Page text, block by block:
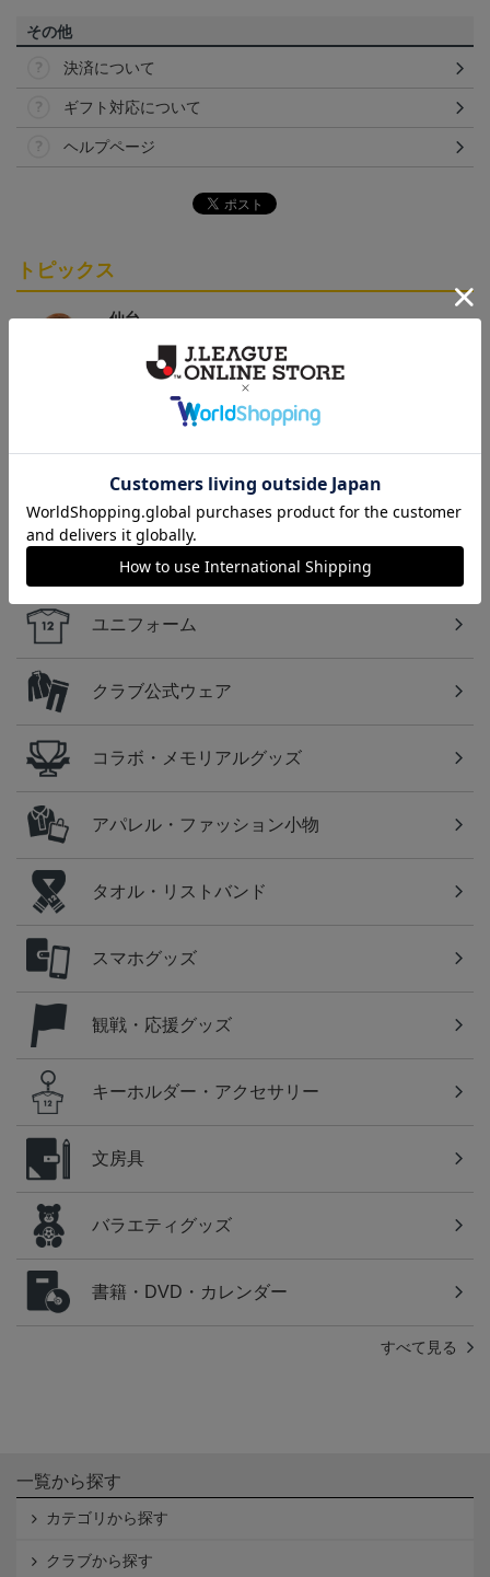
その他
決済について
ギフト対応について
ヘルプページ
トピックス
仙台
チームマスコットグッズは、サポーターやファン必
見！今すぐチェックしてみてください！
ベガルタ仙台のスクール生向けのグッズを取り扱い
しております！
カテゴリから探す
ユニフォーム
クラブ公式ウェア
コラボ・メモリアルグッズ
アパレル・ファッション小物
タオル・リストバンド
スマホグッズ
観戦・応援グッズ
キーホルダー・アクセサリー
文房具
バラエティグッズ
書籍・DVD・カレンダー
すべて見る
一覧から探す
カテゴリから探す
クラブから探す